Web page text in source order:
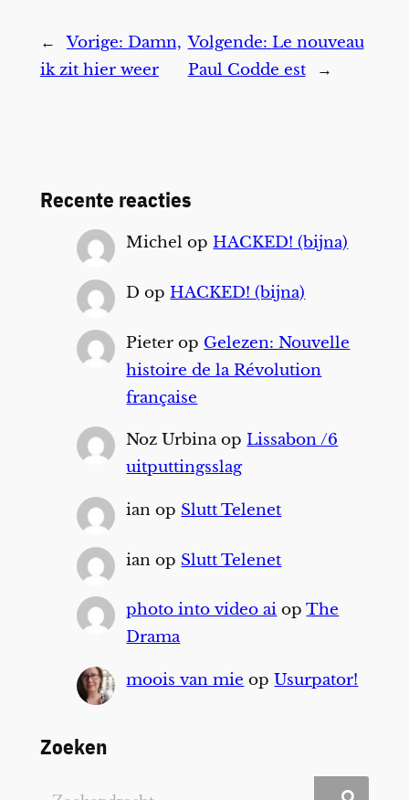
← Vorige: Damn,
ik zit hier weer
Volgende: Le nouveau
Paul Codde est
→
Recente reacties
Michel opHACKED! (bijna)
D opHACKED! (bijna)
Pieter op Gelezen: Nouvelle
histoire de la Révolution
française
Noz UrbinaopLissabon /6
uitputtingsslag
ian op Slutt Telenet
ian op Slutt Telenet
photo into video ai opThe
Drama
moois van mie opUsurpator!
Zoeken